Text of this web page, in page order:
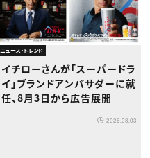
ニュース・トレンド
イチローさんが「スーパードラ
イ」ブランドアンバサダーに就
任、8月3日から広告展開
2026.08.03